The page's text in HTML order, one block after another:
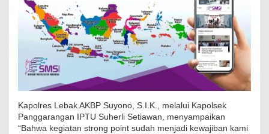
e
r
a
n
g
n
a
Kapolres Lebak AKBP Suyono, S.I.K., melalui Kapolsek
Panggarangan IPTU Suherli Setiawan, menyampaikan
“Bahwa kegiatan strong point sudah menjadi kewajiban kami